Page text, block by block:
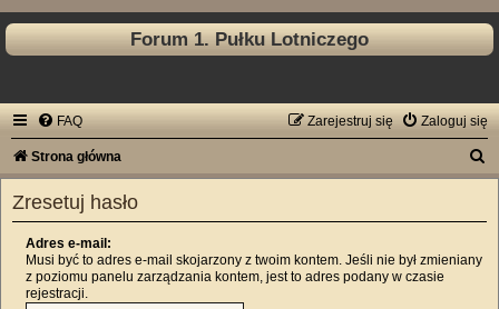
Forum 1. Pułku Lotniczego
FAQ Zaloguj się
Zarejestruj się
Strona główna
Zresetuj hasło
Adres e-mail:
Musi być to adres e-mail skojarzony z twoim kontem. Jeśli nie był zmieniany
z poziomu panelu zarządzania kontem, jest to adres podany w czasie
rejestracji.